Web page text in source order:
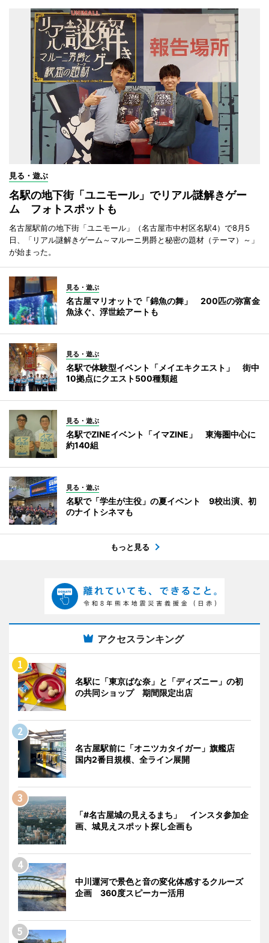
見る・遊ぶ
名駅の地下街「ユニモール」でリアル謎解きゲー
ム フォトスポットも
名古屋駅前の地下街「ユニモール」（名古屋市中村区名駅4）で8月5
日、「リアル謎解きゲーム～マルーニ男爵と秘密の題材（テーマ）～」
が始まった。
見る・遊ぶ
名古屋マリオットで「錦魚の舞」 200匹の弥富金
魚泳ぐ、浮世絵アートも
見る・遊ぶ
名駅で体験型イベント「メイエキクエスト」 街中
10拠点にクエスト500種類超
見る・遊ぶ
名駅でZINEイベント「イマZINE」 東海圏中心に
約140組
見る・遊ぶ
名駅で「学生が主役」の夏イベント 9校出演、初
のナイトシネマも
もっと見る
アクセスランキング
名駅に「東京ばな奈」と「ディズニー」の初
の共同ショップ 期間限定出店
名古屋駅前に「オニツカタイガー」旗艦店
国内2番目規模、全ライン展開
「#名古屋城の見えるまち」 インスタ参加企
画、城見えスポット探し企画も
中川運河で景色と音の変化体感するクルーズ
企画 360度スピーカー活用